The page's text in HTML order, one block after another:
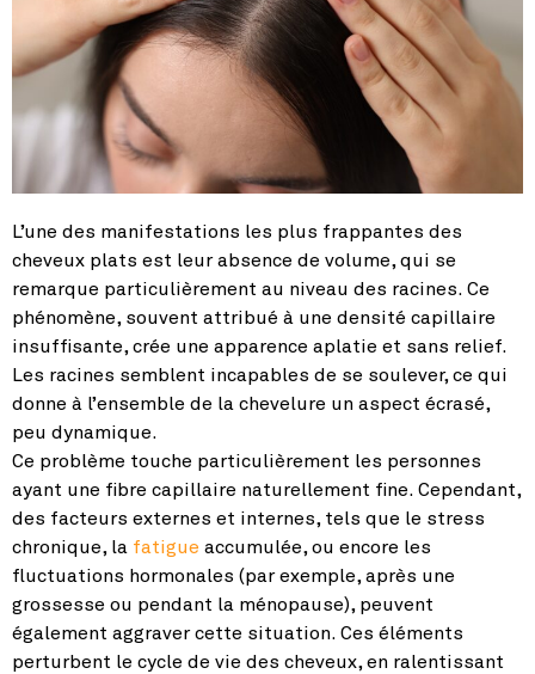
L’une des manifestations les plus frappantes des
cheveux plats est leur absence de volume, qui se
remarque particulièrement au niveau des racines. Ce
phénomène, souvent attribué à une densité capillaire
insuffisante, crée une apparence aplatie et sans relief.
Les racines semblent incapables de se soulever, ce qui
donne à l’ensemble de la chevelure un aspect écrasé,
peu dynamique.
Ce problème touche particulièrement les personnes
ayant une fibre capillaire naturellement fine. Cependant,
des facteurs externes et internes, tels que le stress
chronique, la fatigue accumulée, ou encore les
fluctuations hormonales (par exemple, après une
grossesse ou pendant la ménopause), peuvent
également aggraver cette situation. Ces éléments
perturbent le cycle de vie des cheveux, en ralentissant